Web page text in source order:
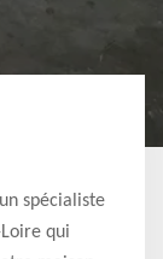
spécialiste
qui